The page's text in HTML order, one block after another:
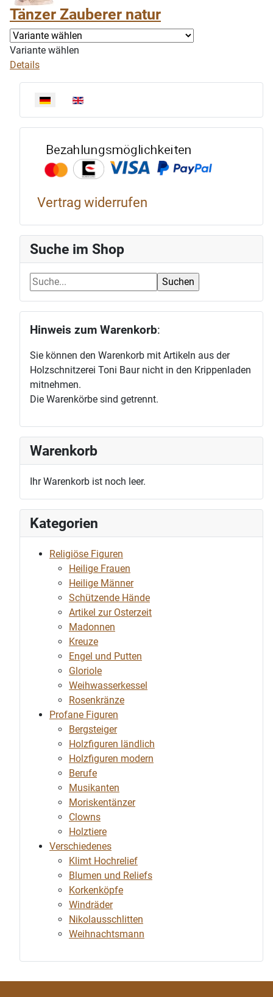
Sprache auswählen
Vertrag widerrufen
Suche im Shop
Hinweis zum Warenkorb:
Sie können den Warenkorb mit Artikeln aus der
Holzschnitzerei Toni Baur nicht in den Krippenladen
mitnehmen.
Die Warenkörbe sind getrennt.
Warenkorb
Ihr Warenkorb ist noch leer.
Kategorien
Religiöse Figuren
Heilige Frauen
Heilige Männer
Schützende Hände
Artikel zur Osterzeit
Madonnen
Kreuze
Engel und Putten
Gloriole
Weihwasserkessel
Rosenkränze
Profane Figuren
Bergsteiger
Holzfiguren ländlich
Holzfiguren modern
Berufe
Musikanten
Moriskentänzer
Clowns
Holztiere
Verschiedenes
Klimt Hochrelief
Blumen und Reliefs
Korkenköpfe
Windräder
Nikolausschlitten
Weihnachtsmann
Tänzer Zauberer natur
Variante wählen
Details